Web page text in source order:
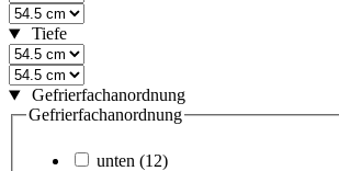
Tiefe
Gefrierfachanordnung
Gefrierfachanordnung
unten (12)